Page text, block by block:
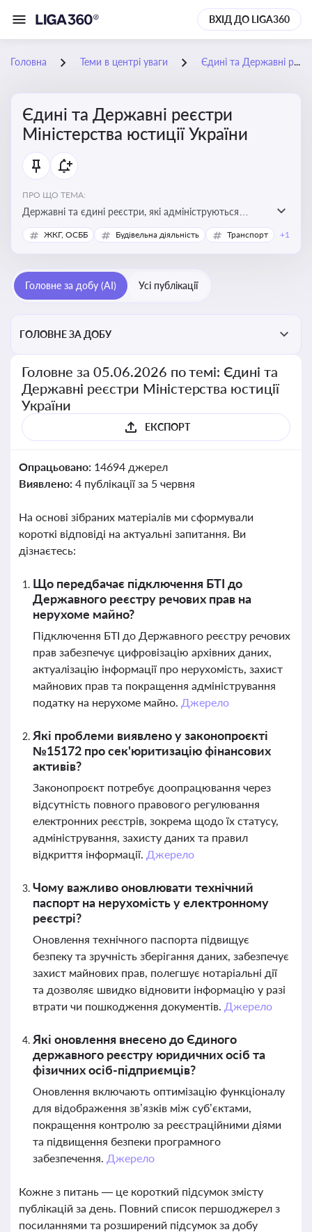
ВХІД ДО LIGA360
Головна Теми в центрі уваги Єдині та Державні реєстри Міністерства юстиції України
Єдині та Державні реєстри
Міністерства юстиції України
ПРО ЩО ТЕМА:
Державні та єдині реєстри, які адмініструються
Мінюстом України, і є ключовими інструментами для
юридичного захисту, ідентифікації прав, та
сімейних та майнових відносин
ЖКГ, ОСББ Будівельна діяльність Транспорт +1
Головне за добу (AI) Усі публікації
ГОЛОВНЕ ЗА ДОБУ
Головне за 05.06.2026 по темі: Єдині та
Державні реєстри Міністерства юстиції
України
ЕКСПОРТ
Опрацьовано: 14694 джерел
Виявлено: 4 публікації за 5 червня
На основі зібраних матеріалів ми сформували
короткі відповіді на актуальні запитання. Ви
дізнаєтесь:
Що передбачає підключення БТІ до
Державного реєстру речових прав на
нерухоме майно?
Підключення БТІ до Державного реєстру речових
прав забезпечує цифровізацію архівних даних,
актуалізацію інформації про нерухомість, захист
майнових прав та покращення адміністрування
податку на нерухоме майно. Джерело
Які проблеми виявлено у законопроєкті
№15172 про сек'юритизацію фінансових
активів?
Законопроєкт потребує доопрацювання через
відсутність повного правового регулювання
електронних реєстрів, зокрема щодо їх статусу,
адміністрування, захисту даних та правил
відкриття інформації. Джерело
Чому важливо оновлювати технічний
паспорт на нерухомість у електронному
реєстрі?
Оновлення технічного паспорта підвищує
безпеку та зручність зберігання даних, забезпечує
захист майнових прав, полегшує нотаріальні дії
та дозволяє швидко відновити інформацію у разі
втрати чи пошкодження документів. Джерело
Які оновлення внесено до Єдиного
державного реєстру юридичних осіб та
фізичних осіб-підприємців?
Оновлення включають оптимізацію функціоналу
для відображення зв’язків між суб’єктами,
покращення контролю за реєстраційними діями
та підвищення безпеки програмного
забезпечення. Джерело
Кожне з питань — це короткий підсумок змісту
публікацій за день. Повний список першоджерел з
посиланнями та розширений підсумок за добу